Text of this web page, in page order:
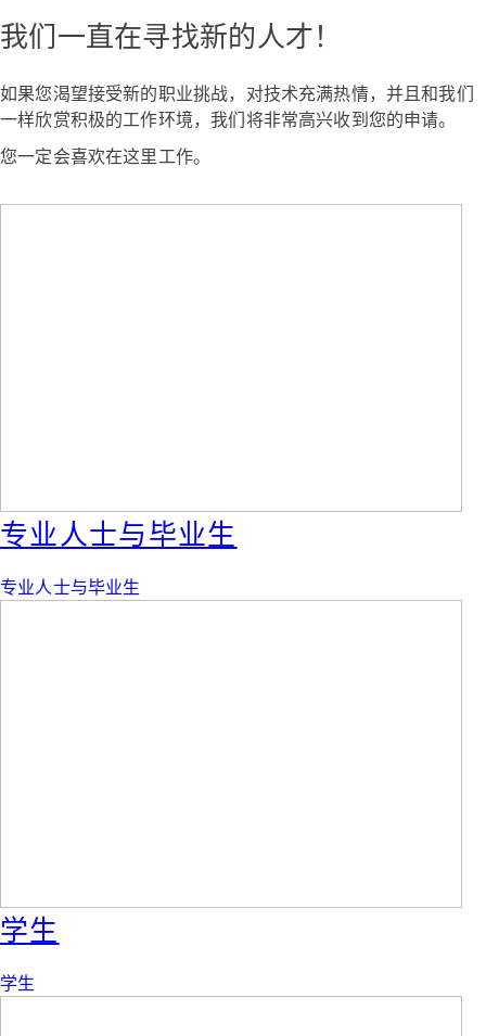
我们一直在寻找新的人才！
如果您渴望接受新的职业挑战，对技术充满热情，并且和我们
一样欣赏积极的工作环境，我们将非常高兴收到您的申请。
您一定会喜欢在这里工作。
专业人士与毕业生
专业人士与毕业生
学生
学生